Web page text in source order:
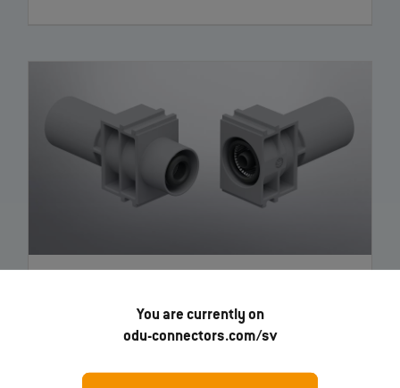
You are currently on
odu-connectors.com/sv
ODU lanserar nya ODU‑MAC®
Silver‑/White‑Line‑moduler
höga säkerhetskrav. Särskilt vid hantering av högströmslösningar